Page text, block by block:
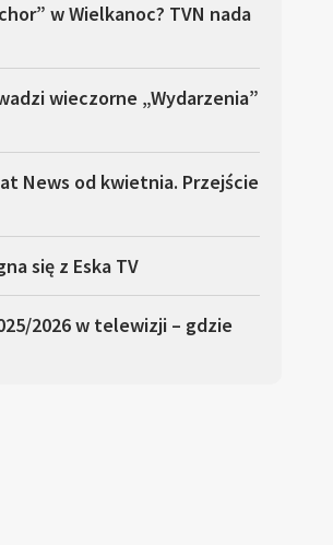
w Wielkanoc? TVN nada
wieczorne „Wydarzenia”
News od kwietnia. Przejście
się z Eska TV
2026 w telewizji – gdzie